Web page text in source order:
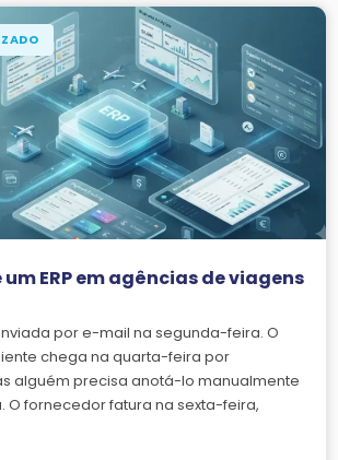
ERP em agências de viagens
por e-mail na segunda-feira. O
chega na quarta-feira por
alguém precisa anotá-lo manualmente
O fornecedor fatura na sexta-feira,